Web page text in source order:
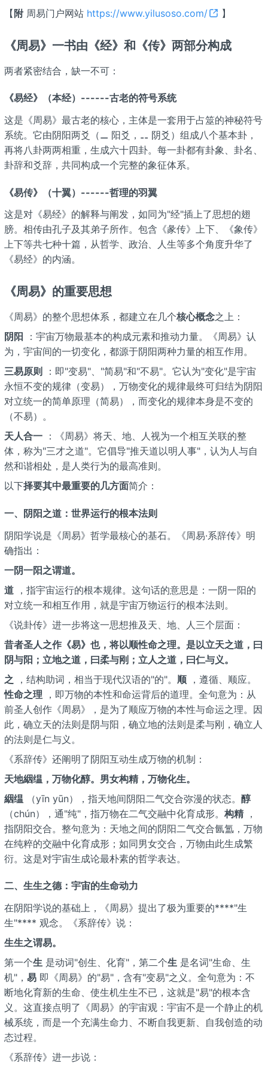
【附周易门户网站 https://www.yilusoso.com/ 】
《周易》一书由《经》和《传》两部分构成
两者紧密结合，缺一不可：
《易经》（本经）------古老的符号系统
这是《周易》最古老的核心，主体是一套用于占筮的神秘符号
系统。它由阴阳两爻（⚊ 阳爻，⚋ 阴爻）组成八个基本卦，
再将八卦两两相重，生成六十四卦。每一卦都有卦象、卦名、
卦辞和爻辞，共同构成一个完整的象征体系。
《易传》（十翼）------哲理的羽翼
这是对《易经》的解释与阐发，如同为"经"插上了思想的翅
膀。相传由孔子及其弟子所作。包含《彖传》上下、《象传》
上下等共七种十篇，从哲学、政治、人生等多个角度升华了
《易经》的内涵。
《周易》的重要思想
《周易》的整个思想体系，都建立在几个核心概念之上：
阴阳 ：宇宙万物最基本的构成元素和推动力量。《周易》认
为，宇宙间的一切变化，都源于阴阳两种力量的相互作用。
三易原则
：即"变易"、"简易"和"不易"。它认为"变化"是宇宙
永恒不变的规律（变易），万物变化的规律最终可归结为阴阳
对立统一的简单原理（简易），而变化的规律本身是不变的
（不易）。
天人合一：《周易》将天、地、人视为一个相互关联的整
体，称为"三才之道"。它倡导"推天道以明人事"，认为人与自
然和谐相处，是人类行为的最高准则。
以下择要其中最重要的几方面简介：
一、阴阳之道：世界运行的根本法则
阴阳学说是《周易》哲学最核心的基石。《周易·系辞传》明
确指出：
一阴一阳之谓道。
道，指宇宙运行的根本规律。这句话的意思是：一阴一阳的
对立统一和相互作用，就是宇宙万物运行的根本法则。
《说卦传》进一步将这一思想推及天、地、人三个层面：
昔者圣人之作《易》也，将以顺性命之理。是以立天之道，曰
阴与阳；立地之道，曰柔与刚；立人之道，曰仁与义。
之 ，结构助词，相当于现代汉语的"的"。 顺，遵循、顺应。
性命之理 ，即万物的本性和命运背后的道理。全句意为：从
前圣人创作《周易》，是为了顺应万物的本性与命运之理。因
此，确立天的法则是阴与阳，确立地的法则是柔与刚，确立人
的法则是仁与义。
《系辞传》还阐明了阴阳互动生成万物的机制：
天地絪缊，万物化醇。男女构精，万物化生。
絪缊 （yīn yūn），指天地间阴阳二气交合弥漫的状态。 醇
（chún），通"纯"，指万物在二气交融中化育成形。 构精，
指阴阳交合。整句意为：天地之间的阴阳二气交合氤氲，万物
在纯粹的交融中化育成形；如同男女交合，万物由此生成繁
衍。这是对宇宙生成论最朴素的哲学表达。
二、生生之德：宇宙的生命动力
在阴阳学说的基础上，《周易》提出了极为重要的****"生
生"**** 观念。《系辞传》说：
生生之谓易。
第一个生 是动词"创生、化育"，第二个生 是名词"生命、生
机"， 易即《周易》的"易"，含有"变易"之义。全句意为：不
断地化育新的生命、使生机生生不已，这就是"易"的根本含
义。这直接点明了《周易》的宇宙观：宇宙不是一个静止的机
械系统，而是一个充满生命力、不断自我更新、自我创造的动
态过程。
《系辞传》进一步说：